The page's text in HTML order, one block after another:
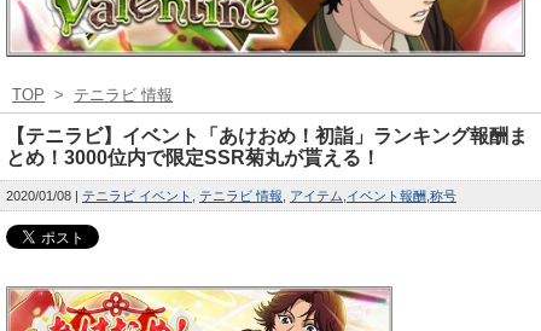
TOP > テニラビ 情報
【テニラビ】イベント「あけおめ！初詣」ランキング報酬ま
とめ！3000位内で限定SSR菊丸が貰える！
2020/01/08 テニラビ イベント テニラビ 情報 アイテム イベント報酬 称号